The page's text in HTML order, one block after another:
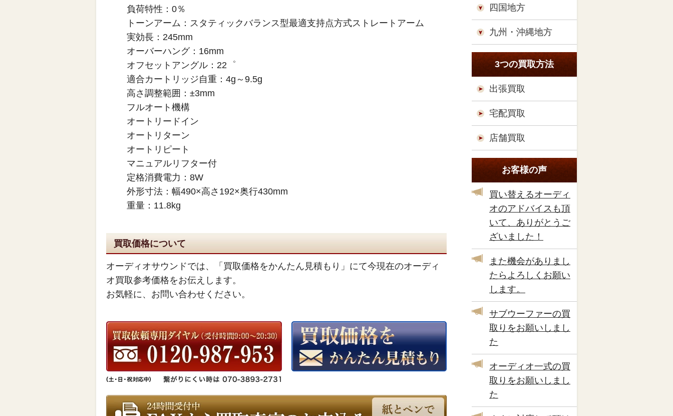
負荷特性：0％
トーンアーム：スタティックバランス型最適支持点方式ストレートアーム
実効長：245mm
オーバーハング：16mm
オフセットアングル：22゜
適合カートリッジ自重：4g～9.5g
高さ調整範囲：±3mm
フルオート機構
オートリードイン
オートリターン
オートリピート
マニュアルリフター付
定格消費電力：8W
外形寸法：幅490×高さ192×奥行430mm
重量：11.8kg
買取価格について
オーディオサウンドでは、「買取価格をかんたん見積もり」にて今現在のオーディ
オ買取参考価格をお伝えします。
お気軽に、お問い合わせください。
四国地方
九州・沖縄地方
3つの買取方法
出張買取
宅配買取
店舗買取
お客様の声
買い替えるオーディ
オのアドバイスも頂
いて、ありがとうご
ざいました！
また機会がありまし
たらよろしくお願い
します。
サブウーファーの買
取りをお願いしまし
た
オーディオ一式の買
取りをお願いしまし
た